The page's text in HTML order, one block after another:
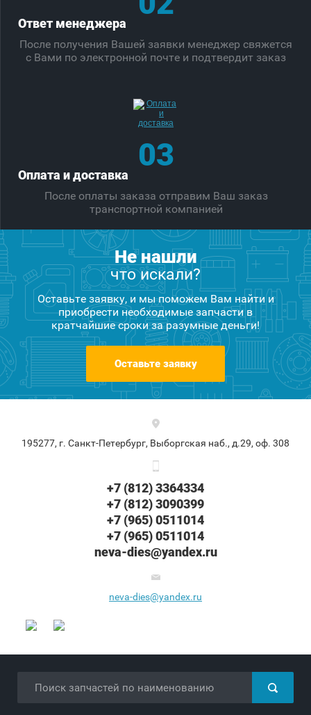
Ответ менеджера
После получения Вашей заявки менеджер свяжется
с Вами по электронной почте и подтвердит заказ
03
Оплата и доставка
После оплаты заказа отправим Ваш заказ
транспортной компанией
Не нашли
что искали?
Оставьте заявку, и мы поможем Вам найти и
приобрести необходимые запчасти в
кратчайшие сроки за разумные деньги!
Оставьте заявку
195277, г. Санкт-Петербург, Выборгская наб., д.29, оф. 308
+7 (812) 3364334
+7 (812) 3090399
+7 (965) 0511014
+7 (965) 0511014
neva-dies@yandex.ru
neva-dies@yandex.ru